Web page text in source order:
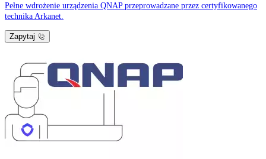
Pełne wdrożenie urządzenia QNAP przeprowadzane przez certyfikowanego
technika Arkanet.
Zapytaj